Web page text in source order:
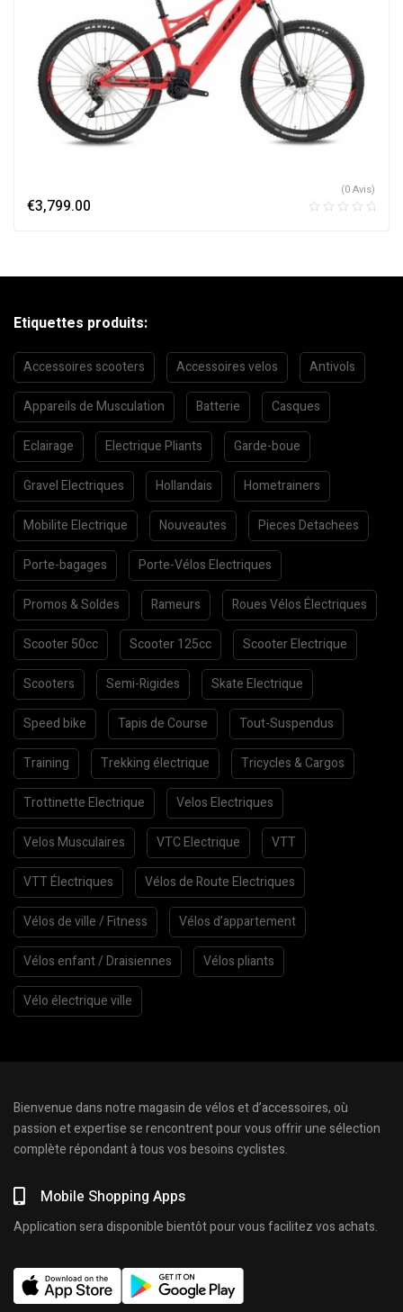
€3,799.00
(0 Avis)
Etiquettes produits:
Accessoires scooters Accessoires velos Antivols
Appareils de Musculation Batterie Casques
Eclairage Electrique Pliants Garde-boue
Gravel Electriques Hollandais Hometrainers
Mobilite Electrique Nouveautes Pieces Detachees
Porte-bagages Porte-Vélos Electriques
Promos & Soldes Rameurs Roues Vélos Électriques
Scooter 50cc Scooter 125cc Scooter Electrique
Scooters Semi-Rigides Skate Electrique
Speed bike Tapis de Course Tout-Suspendus
Training Trekking électrique Tricycles & Cargos
Trottinette Electrique Velos Electriques
Velos Musculaires VTC Electrique VTT
VTT Électriques Vélos de Route Electriques
Vélos de ville / Fitness Vélos d’appartement
Vélos enfant / Draisiennes Vélos pliants
Vélo électrique ville
Bienvenue dans notre magasin de vélos et d’accessoires, où
passion et expertise se rencontrent pour vous offrir une sélection
complète répondant à tous vos besoins cyclistes.
Mobile Shopping Apps
Application sera disponible bientôt pour vous facilitez vos achats.